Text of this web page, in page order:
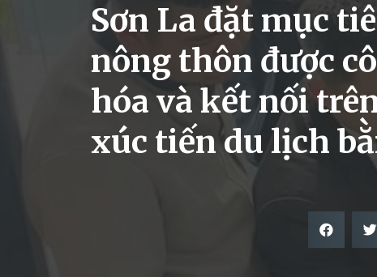
Sơn La đặt mục
nông thôn được
hóa và kết nối
xúc tiến du lịch